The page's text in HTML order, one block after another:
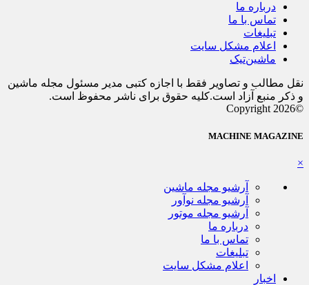
درباره ما
تماس با ما
تبلیغات
اعلام مشکل سایت
ماشین‌تیک
نقل مطالب و تصاویر فقط با اجازه کتبی مدیر مسئول مجله ماشین
و ذکر منبع آزاد است.کلیه حقوق برای ناشر محفوظ است.
©Copyright 2026
MACHINE MAGAZINE
×
آرشیو مجله ماشین
آرشیو مجله نوآور
آرشیو مجله موتور
درباره ما
تماس با ما
تبلیغات
اعلام مشکل سایت
اخبار